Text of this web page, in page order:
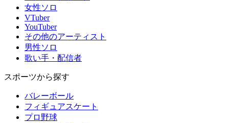
女性ソロ
VTuber
YouTuber
その他のアーティスト
男性ソロ
歌い手・配信者
スポーツから探す
バレーボール
フィギュアスケート
プロ野球